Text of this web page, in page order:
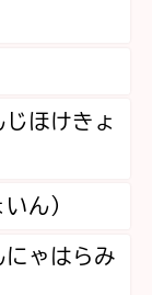
ほけきょ
ん）
ゃはらみ